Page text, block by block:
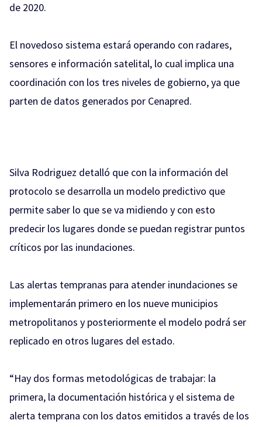
de 2020.
El novedoso sistema estará operando con radares,
sensores e información satelital, lo cual implica una
coordinación con los tres niveles de gobierno, ya que
parten de datos generados por Cenapred.
Silva Rodriguez detalló que con la información del
protocolo se desarrolla un modelo predictivo que
permite saber lo que se va midiendo y con esto
predecir los lugares donde se puedan registrar puntos
críticos por las inundaciones.
Las alertas tempranas para atender inundaciones se
implementarán primero en los nueve municipios
metropolitanos y posteriormente el modelo podrá ser
replicado en otros lugares del estado.
“Hay dos formas metodológicas de trabajar: la
primera, la documentación histórica y el sistema de
alerta temprana con los datos emitidos a través de los